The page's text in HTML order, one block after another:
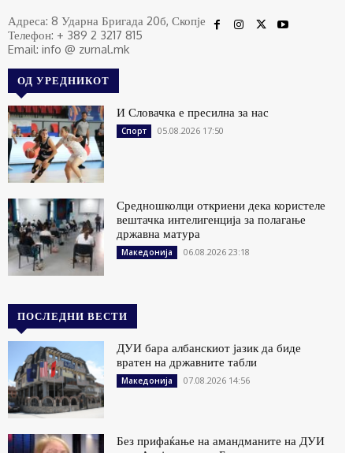
Адреса: 8 Ударна Бригада 20б, Скопје
Телефон: + 389 2 3217 815
Email: info @ zurnal.mk
ОД УРЕДНИКОТ
И Словачка е пресилна за нас
Спорт 05.08.2026 17:50
Средношколци откриени дека користеле
вештачка интелигенција за полагање
државна матура
Македонија 06.08.2026 23:18
ПОСЛЕДНИ ВЕСТИ
ДУИ бара албанскиот јазик да биде
вратен на државните табли
Македонија 07.08.2026 14:56
Без прифаќање на амандманите на ДУИ